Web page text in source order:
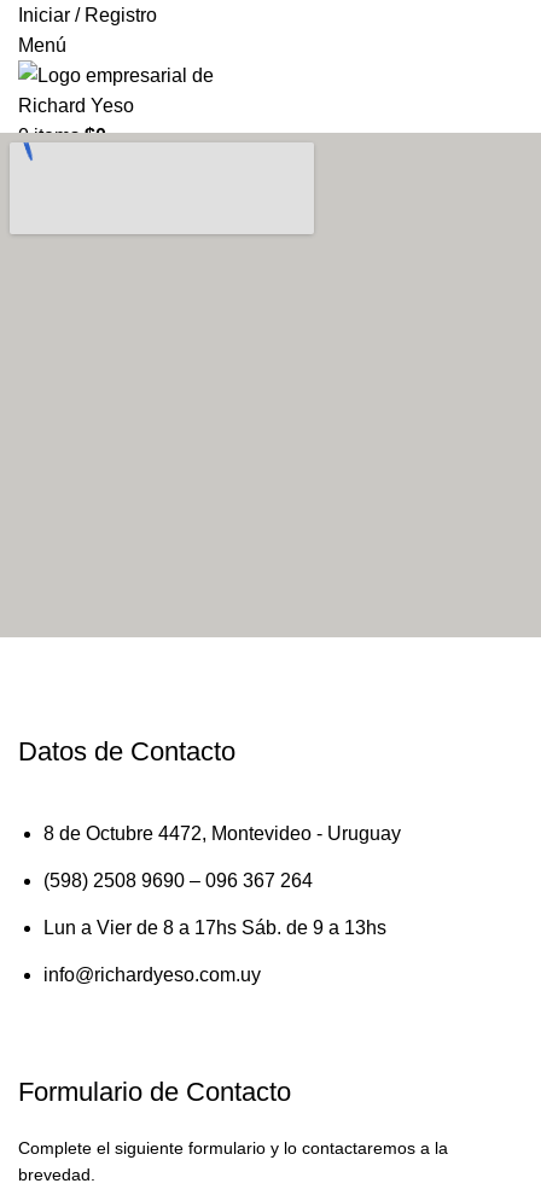
Iniciar / Registro
Menú
0items $0
Search
Datos de Contacto
8 de Octubre 4472, Montevideo - Uruguay
(598) 2508 9690 – 096 367 264
Lun a Vier de 8 a 17hs Sáb. de 9 a 13hs
info@richardyeso.com.uy
Formulario de Contacto
Complete el siguiente formulario y lo contactaremos a la
brevedad.